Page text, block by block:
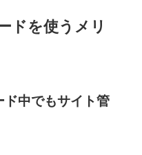
ドを使うメリ
ド中でもサイト管